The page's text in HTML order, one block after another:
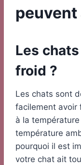
peuvent
Les
froid ?
Les chats sont
facilement avoir
à la
température
pourquoi il est
votre chat ait